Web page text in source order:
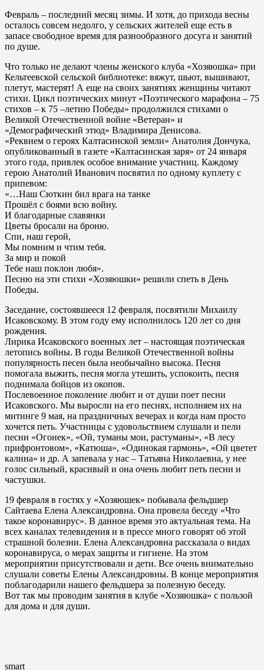
Февраль – последний месяц зимы. И хотя, до прихода весны
осталось совсем недолго, у сельских жителей еще есть в
запасе свободное время для разнообразного досуга и занятий
по душе.
Что только не делают члены женского клуба «Хозяюшка» при
Кельтеевской сельской библиотеке: вяжут, шьют, вышивают,
плетут, мастерят! А еще на своих занятиях женщины читают
стихи. Цикл поэтических минут «Поэтического марафона – 75
стихов – к 75 –летию Победы» продолжился стихами о
Великой Отечественной войне «Ветеран» и
«Демографический этюд» Владимира Денисова.
«Реквием о героях Калтасинской земли» Анатолия Дончука,
опубликованный в газете «Калтасинская заря» от 24 января
этого года, привлек особое внимание участниц. Каждому
герою Анатолий Иванович посвятил по одному куплету с
припевом:
«…Наш Сюткин бил врага на танке
Прошёл с боями всю войну.
И благодарные славянки
Цветы бросали на броню.
Спи, наш герой,
Мы помним и чтим тебя.
За мир и покой
Тебе наш поклон любя».
Песню на эти стихи «Хозяюшки» решили спеть в День
Победы.
Заседание, состоявшееся 12 февраля, посвятили Михаилу
Исаковскому. В этом году ему исполнилось 120 лет со дня
рождения.
Лирика Исаковского военных лет – настоящая поэтическая
летопись войны. В годы Великой Отечественной войны
популярность песен была необычайно высока. Песня
помогала выжить, песня могла утешить, успокоить, песня
поднимала бойцов из окопов.
Послевоенное поколение любит и от души поет песни
Исаковского. Мы выросли на его песнях, исполняем их на
митинге 9 мая, на праздничных вечерах и когда нам просто
хочется петь. Участницы с удовольствием слушали и пели
песни «Огонек», «Ой, туманы мои, растуманы», «В лесу
прифронтовом», «Катюша», «Одинокая гармонь», «Ой цветет
калина» и др. А запевала у нас – Татьяна Николаевна, у нее
голос сильный, красивый и она очень любит петь песни и
частушки.
19 февраля в гостях у «Хозяюшек» побывала фельдшер
Сайтаева Елена Александровна. Она провела беседу «Что
такое коронавирус». В данное время это актуальная тема. На
всех каналах телевидения и в прессе много говорят об этой
страшной болезни. Елена Александровна рассказала о видах
коронавируса, о мерах защиты и гигиене. На этом
мероприятии присутствовали и дети. Все очень внимательно
слушали советы Елены Александровны. В конце мероприятия
поблагодарили нашего фельдшера за полезную беседу.
Вот так мы проводим занятия в клубе «Хозяюшка» с пользой
для дома и для души.
smart